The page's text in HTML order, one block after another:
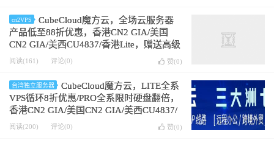
cn2VPS
CubeCloud魔方云，全场云服务器
产品低至88折优惠，香港CN2 GIA/美国
CN2 GIA/美西CU4837/香港Lite，赠送高级
版CC硬件清洗
阅读(161) 评论(0) 赞(0)
台湾独立服务器
CubeCloud魔方云，LITE全系
VPS循环8折优惠/PRO全系限时硬盘翻倍，
香港CN2 GIA/美国CN2 GIA/美西CU4837/
香港Lite，赠送高级版CC硬件清洗
阅读(200) 评论(0) 赞(0)